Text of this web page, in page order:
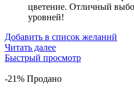
цветение. Отличный
уровней!
Добавить в список желаний
Читать далее
Быстрый просмотр
-21% Продано